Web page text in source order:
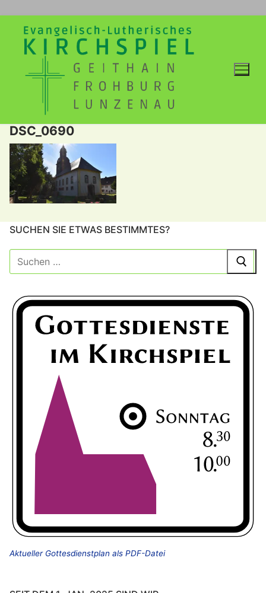
springen
DSC_0690
SUCHEN SIE ETWAS BESTIMMTES?
Suche
nach:
Aktueller Gottesdienstplan als PDF-Datei